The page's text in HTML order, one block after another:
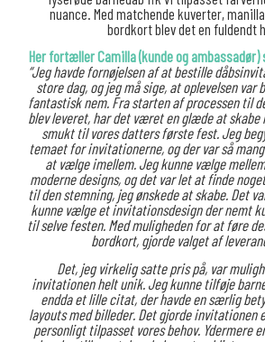
nuance. Med matchende kuverter,
bordkort blev det en fuldendt
Her fortæller Camilla (kunde og ambassadør)
“Jeg havde fornøjelsen af at bestille
store dag, og jeg må sige, at oplevelsen var
fantastisk nem. Fra starten af processen til
blev leveret, har det været en glæde at skabe
smukt til vores datters første fest. Jeg
temaet for invitationerne, og der var så
at vælge imellem. Jeg kunne vælge
moderne designs, og det var let at finde
til den stemning, jeg ønskede at skabe. Det
kunne vælge et invitationsdesign der nemt
til selve festen. Med muligheden for at føre
bordkort, gjorde valget af
Det, jeg virkelig satte pris på, var
invitationen helt unik. Jeg kunne tilføje
endda et lille citat, der havde en særlig
layouts med billeder. Det gjorde invitationen
personligt tilpasset vores behov. Ydermere